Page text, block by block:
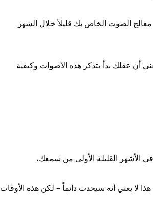
الصوت الخاص بك قليلاً خلال الشهر
أن عقلك بدأ يتذكر هذه الأصوات وكيفية
الأشهر القليلة الأولى من سمعك،
لا يعني أنه سيحدث دائماً – لكن هذه الأوقات